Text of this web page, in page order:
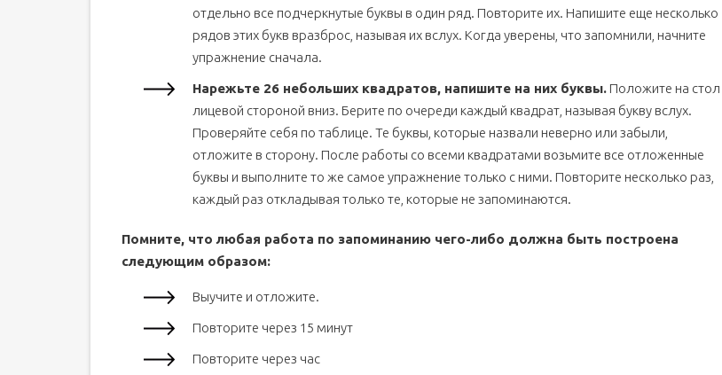
отдельно все подчеркнутые буквы в один ряд. Повторите их. Напишите еще несколько
рядов этих букв вразброс, называя их вслух. Когда уверены, что запомнили, начните
упражнение сначала.
Нарежьте 26 небольших квадратов, напишите на них буквы. Положите на стол
лицевой стороной вниз. Берите по очереди каждый квадрат, называя букву вслух.
Проверяйте себя по таблице. Те буквы, которые назвали неверно или забыли,
отложите в сторону. После работы со всеми квадратами возьмите все отложенные
буквы и выполните то же самое упражнение только с ними. Повторите несколько раз,
каждый раз откладывая только те, которые не запоминаются.
Помните, что любая работа по запоминанию чего-либо должна быть построена
следующим образом:
Выучите и отложите.
Повторите через 15 минут
Повторите через час